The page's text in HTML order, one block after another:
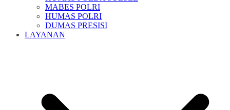
MABES POLRI
HUMAS POLRI
DUMAS PRESISI
LAYANAN